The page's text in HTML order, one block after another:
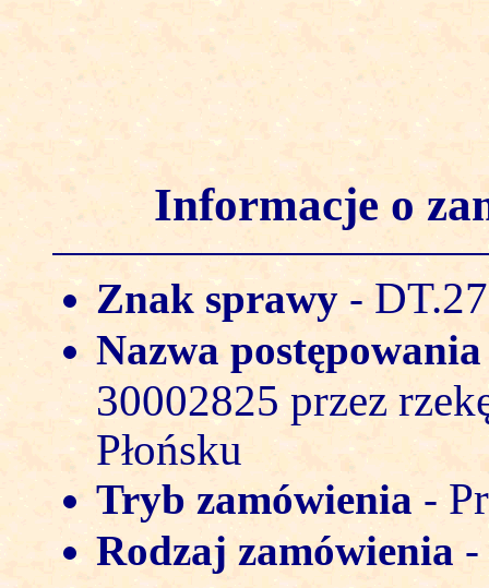
Informacje o
Znak sprawy -
Nazwa
30002825 przez
Płońsku
Tryb zamówienia -
Rodzaj zamówienia -